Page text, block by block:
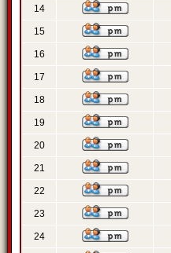
14
15
16
17
18
19
20
21
22
23
24